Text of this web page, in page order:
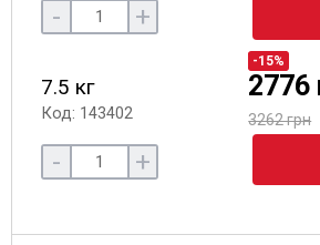
- +
7.5 кг
Код: 143402
-15%
2776
3262 грн
- +